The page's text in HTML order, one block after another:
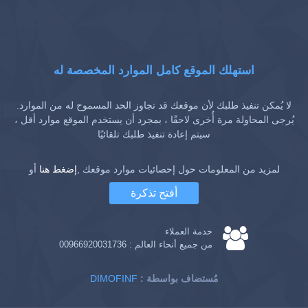
استهلك الموقع كامل الموارد المخصصة له
لا يُمكن تنفيذ طلبك لأن موقعك قد تجاوز الحد المسموح له من الموارد.
يُرجى المحاولة مرة أُخرى لاحقًا ، بمجرد أن يستخدم الموقع موارد أقل ،
سيتم إعادة تنفيذ طلبك تلقائيًا
لمزيد من المعلومات حول إحصائيات موارد موقعك ,إضغط هنا أو
أفتح تذكرة
خدمة العملاء
من جميع أنحاء العالم : 00966920031736
DIMOFINF : مُستضاف بواسطة